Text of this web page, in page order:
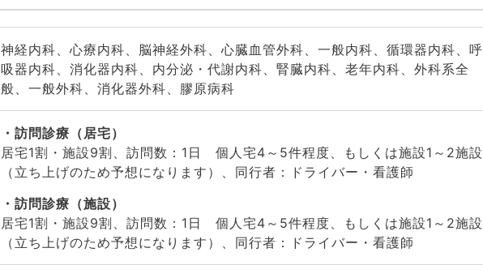
神経内科、心療内科、脳神経外科、心臓血管外科、一般内科、循環器内科、呼
吸器内科、消化器内科、内分泌・代謝内科、腎臓内科、老年内科、外科系全
般、一般外科、消化器外科、膠原病科
訪問診療（居宅）
居宅1割・施設9割、訪問数：1日 個人宅4～5件程度、もしくは施設1～2施設
（立ち上げのため予想になります）、同行者：ドライバー・看護師
訪問診療（施設）
居宅1割・施設9割、訪問数：1日 個人宅4～5件程度、もしくは施設1～2施設
（立ち上げのため予想になります）、同行者：ドライバー・看護師